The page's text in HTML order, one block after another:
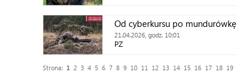
Od cyberkursu po mundurówkę
21.04.2026, godz. 10:01
PZ
Strona: 1 2 3 4 5 6 7 8 9 10 11 12 13 14 15 16 17 18 19